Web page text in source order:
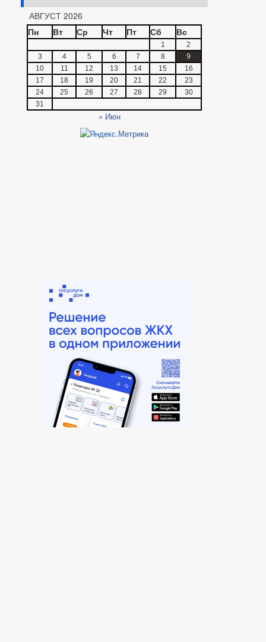
АВГУСТ 2026
Пн
Вт Ср Чт Пт Сб Вс
1
2
3
4 5 6 7 8
9
10
11 12 13 14 15
16
17
18 19 20 21 22
23
24
25 26 27 28 29
30
31
« Июн